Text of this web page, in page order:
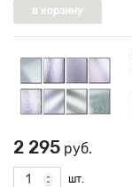
2 295 руб.
шт.